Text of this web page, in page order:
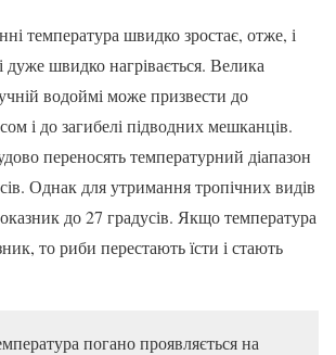
температура швидко зростає, отже, і
дуже швидко нагрівається. Велика
водоймі може призвести до
і до загибелі підводних мешканців.
переносять температурний діапазон
Однак для утримання тропічних видів
до 27 градусів. Якщо температура
то риби перестають їсти і стають
погано проявляється на